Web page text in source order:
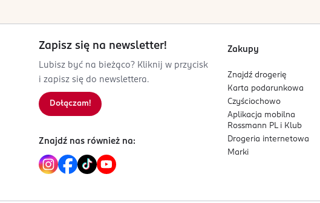
Zapisz się na newsletter!
Lubisz być na bieżąco? Kliknij w przycisk
i zapisz się do newslettera.
Dołączam!
Znajdź nas również na:
Zakupy
Znajdź drogerię
Karta podarunkowa
Czyściochowo
Aplikacja mobilna
Rossmann PL i Klub
Drogeria internetowa
Marki